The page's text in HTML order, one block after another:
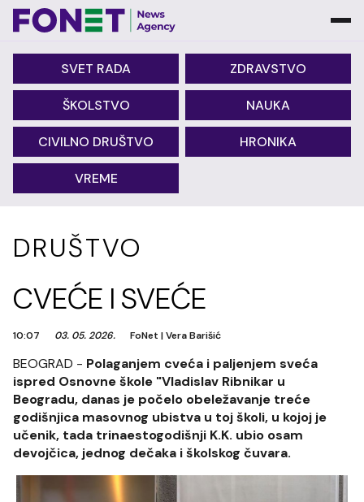
SVET RADA ZDRAVSTVO
ŠKOLSTVO NAUKA
CIVILNO DRUŠTVO HRONIKA
VREME
DRUŠTVO
CVEĆE I SVEĆE
10:07 03. 05. 2026. FoNet |Vera Barišić
BEOGRAD - Polaganjem cveća i paljenjem sveća
ispred Osnovne škole "Vladislav Ribnikar u
Beogradu, danas je počelo obeležavanje treće
godišnjica masovnog ubistva u toj školi, u kojoj je
učenik, tada trinaestogodišnji K.K. ubio osam
devojčica, jednog dečaka i školskog čuvara.